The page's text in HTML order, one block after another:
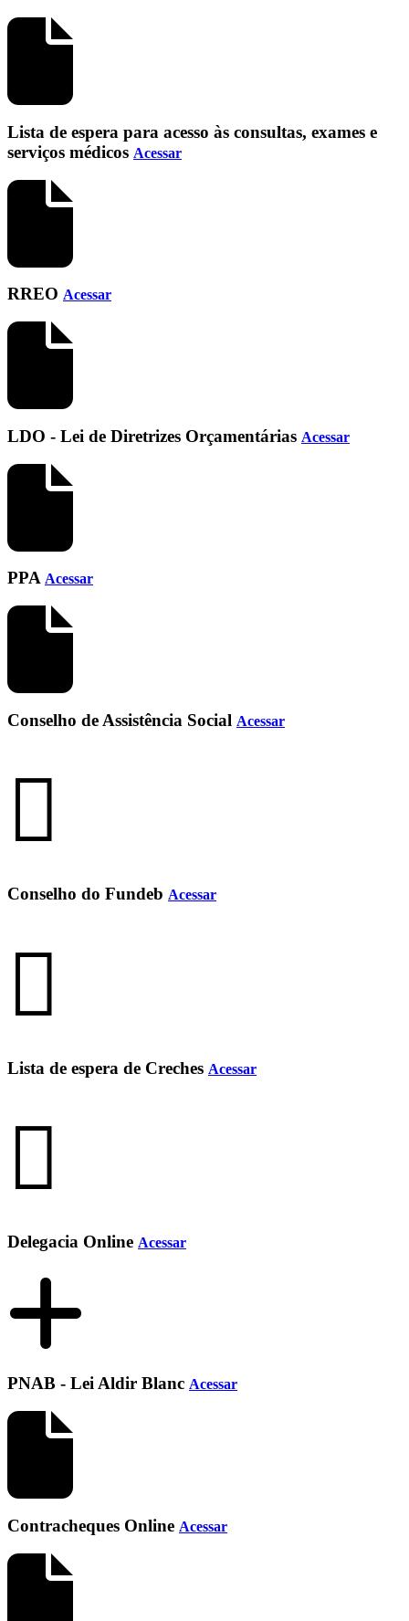
Lista de espera para acesso às consultas, exames e
serviços médicos Acessar
RREO Acessar
LDO - Lei de Diretrizes Orçamentárias Acessar
PPA Acessar
Conselho de Assistência Social Acessar
Conselho do Fundeb Acessar
Lista de espera de Creches Acessar
Delegacia Online Acessar
PNAB - Lei Aldir Blanc Acessar
Contracheques Online Acessar